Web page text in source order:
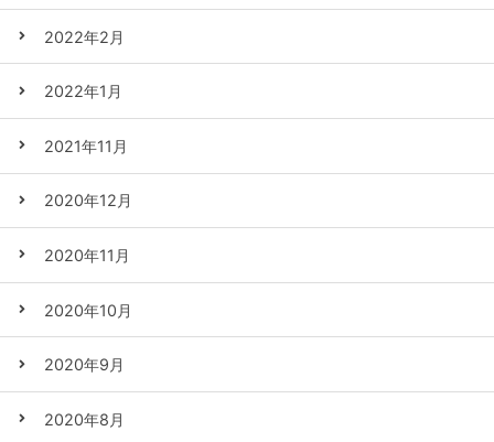
2022年2月
2022年1月
2021年11月
2020年12月
2020年11月
2020年10月
2020年9月
2020年8月